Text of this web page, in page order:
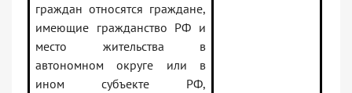
граждан относятся граждане,
имеющие гражданство РФ и
место жительства в
автономном округе или в
ином субъекте РФ,